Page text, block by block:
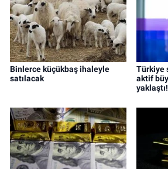
Binlerce küçükbaş ihaleyle
satılacak
Türkiye
aktif
yaklaştı!